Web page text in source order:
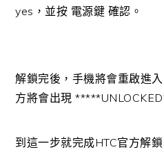
yes，並按 電源鍵 確認。
解鎖完後，手機將會重啟進
方將會出現
到這一步就完成HTC官方解鎖